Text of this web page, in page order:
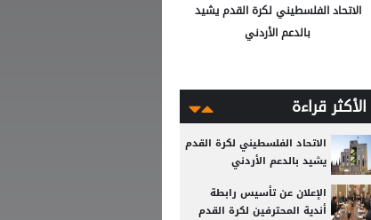
الاتحاد الفلسطيني لكرة القدم يشيد
بالدعم الأردني
الأكثر قراءة
الاتحاد الفلسطيني لكرة القدم
يشيد بالدعم الأردني
الإعلان عن تأسيس رابطة
أندية المحترفين لكرة القدم